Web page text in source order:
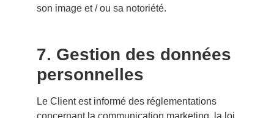
son image et / ou sa notoriété.
7. Gestion des données
personnelles
Le Client est informé des réglementations
concernant la communication marketing, la loi